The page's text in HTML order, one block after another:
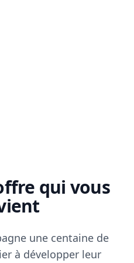
qui vous
une centaine de
à développer leur